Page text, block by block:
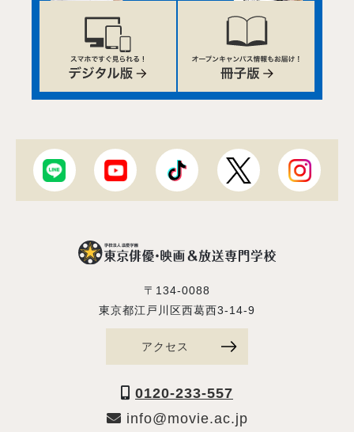
〒134-0088
東京都江戸川区西葛西3-14-9
アクセス
0120-233-557
info@movie.ac.jp